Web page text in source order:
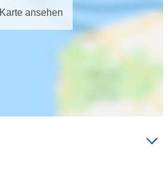
Karte ansehen